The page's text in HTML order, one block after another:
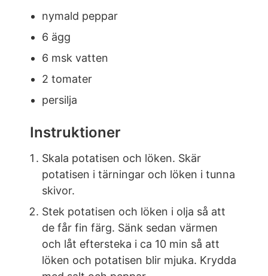
nymald peppar
6 ägg
6 msk vatten
2 tomater
persilja
Instruktioner
Skala potatisen och löken. Skär
potatisen i tärningar och löken i tunna
skivor.
Stek potatisen och löken i olja så att
de får fin färg. Sänk sedan värmen
och låt eftersteka i ca 10 min så att
löken och potatisen blir mjuka. Krydda